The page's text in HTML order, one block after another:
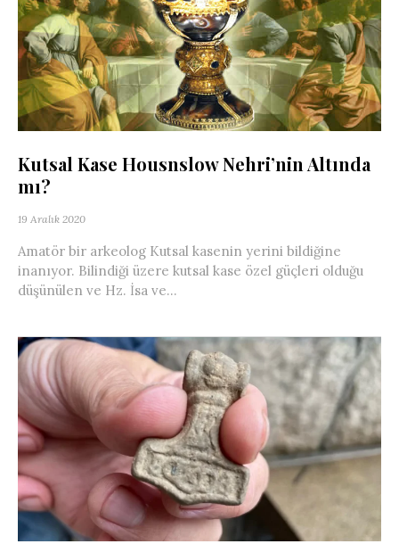
Kutsal Kase Housnslow Nehri’nin Altında
mı?
19 Aralık 2020
Amatör bir arkeolog Kutsal kasenin yerini bildiğine
inanıyor. Bilindiği üzere kutsal kase özel güçleri olduğu
düşünülen ve Hz. İsa ve...